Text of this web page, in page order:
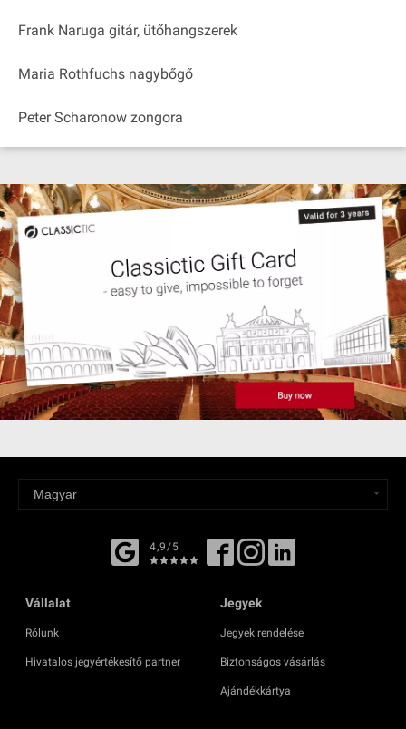
Frank Naruga gitár, ütőhangszerek
Maria Rothfuchs nagybőgő
Peter Scharonow zongora
4,9/5
Vállalat
Rólunk
Hivatalos jegyértékesítő partner
Jegyek
Jegyek rendelése
Biztonságos vásárlás
Ajándékkártya